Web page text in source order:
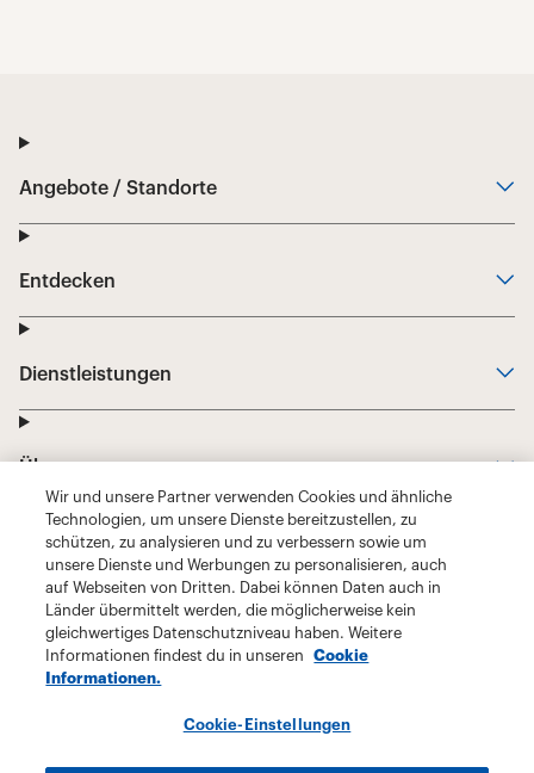
Wir und unsere Partner verwenden Cookies und ähnliche
Technologien, um unsere Dienste bereitzustellen, zu
schützen, zu analysieren und zu verbessern sowie um
unsere Dienste und Werbungen zu personalisieren, auch
auf Webseiten von Dritten. Dabei können Daten auch in
Länder übermittelt werden, die möglicherweise kein
gleichwertiges Datenschutzniveau haben. Weitere
Informationen findest du in unseren
Cookie
Informationen.
Cookie-Einstellungen